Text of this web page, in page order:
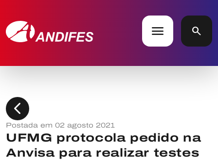
menu search
chevron_left
Postada em 02 agosto 2021
UFMG protocola pedido na
Anvisa para realizar testes